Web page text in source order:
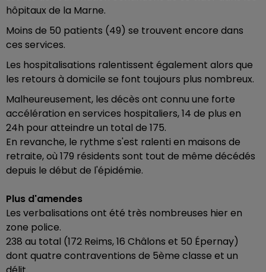
hôpitaux de la Marne.
Moins de 50 patients (49) se trouvent encore dans
ces services.
Les hospitalisations ralentissent également alors que
les retours à domicile se font toujours plus nombreux.
Malheureusement, les décès ont connu une forte
accélération en services hospitaliers, 14 de plus en
24h pour atteindre un total de 175.
En revanche, le rythme s'est ralenti en maisons de
retraite, où 179 résidents sont tout de même décédés
depuis le début de l'épidémie.
Plus d'amendes
Les verbalisations ont été très nombreuses hier en
zone police.
238 au total (172 Reims, 16 Châlons et 50 Épernay)
dont quatre contraventions de 5ème classe et un